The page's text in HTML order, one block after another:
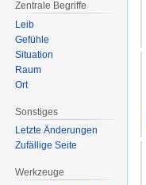
Zentrale Begriffe
Leib
Gefühle
Situation
Raum
Ort
Sonstiges
Letzte Änderungen
Zufällige Seite
Werkzeuge